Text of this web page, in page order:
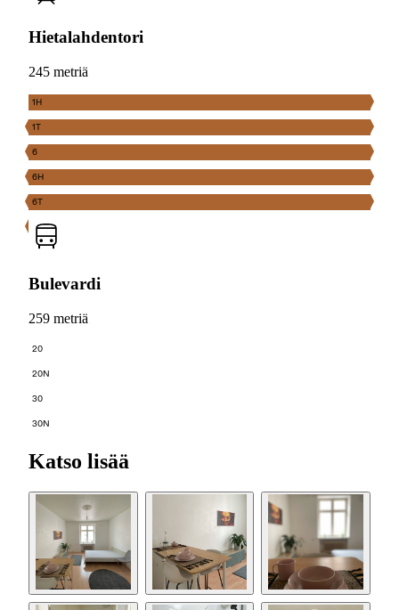
Hietalahdentori
245 metriä
1H
1T
6
6H
6T
Bulevardi
259 metriä
20
20N
30
30N
Katso lisää